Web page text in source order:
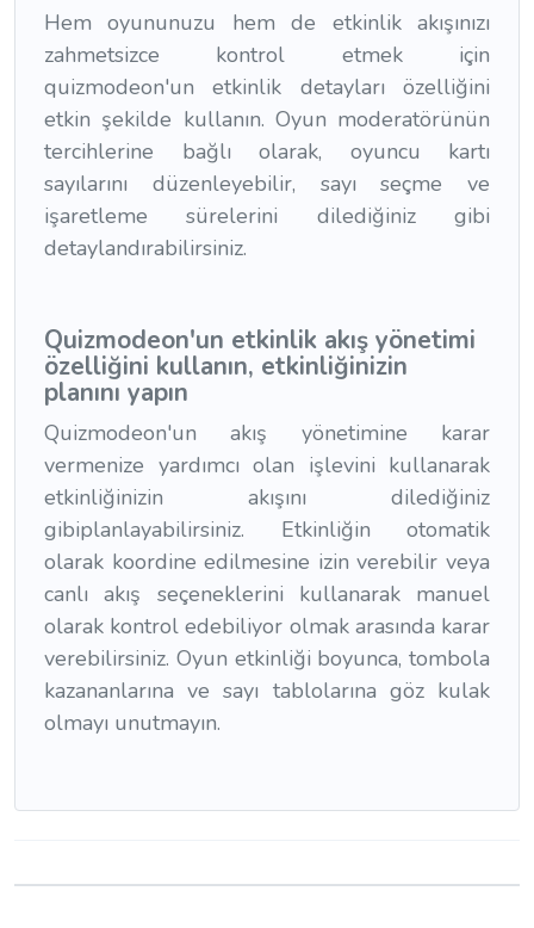
Hem oyununuzu hem de etkinlik akışınızı
zahmetsizce kontrol etmek için
quizmodeon'un etkinlik detayları özelliğini
etkin şekilde kullanın. Oyun moderatörünün
tercihlerine bağlı olarak, oyuncu kartı
sayılarını düzenleyebilir, sayı seçme ve
işaretleme sürelerini dilediğiniz gibi
detaylandırabilirsiniz.
Quizmodeon'un etkinlik akış yönetimi
özelliğini kullanın, etkinliğinizin
planını yapın
Quizmodeon'un akış yönetimine karar
vermenize yardımcı olan işlevini kullanarak
etkinliğinizin akışını dilediğiniz
gibiplanlayabilirsiniz. Etkinliğin otomatik
olarak koordine edilmesine izin verebilir veya
canlı akış seçeneklerini kullanarak manuel
olarak kontrol edebiliyor olmak arasında karar
verebilirsiniz. Oyun etkinliği boyunca, tombola
kazananlarına ve sayı tablolarına göz kulak
olmayı unutmayın.